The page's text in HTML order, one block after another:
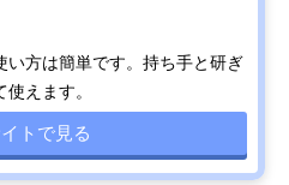
い方は簡単です。持ち手と研ぎ
えます。
トで見る